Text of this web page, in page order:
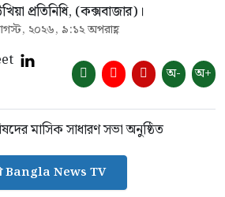
প্রতিনিধি, (কক্সবাজার)।
২০২৬, ৯:১২ অপরাহ্ণ
অ- অ+
Bangla News TV